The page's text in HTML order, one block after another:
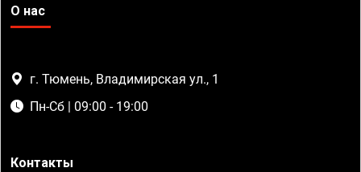
О нас
г. Тюмень, Владимирская ул., 1
Пн-Сб | 09:00 - 19:00
Контакты